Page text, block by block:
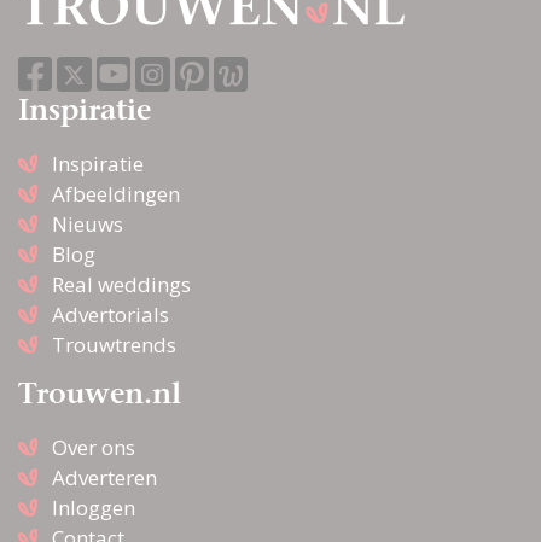
Inspiratie
Inspiratie
Afbeeldingen
Nieuws
Blog
Real weddings
Advertorials
Trouwtrends
Trouwen.nl
Over ons
Adverteren
Inloggen